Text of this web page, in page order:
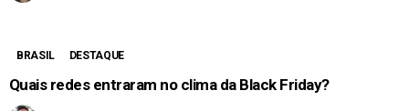
BRASIL DESTAQUE
Quais redes entraram no clima da Black Friday?